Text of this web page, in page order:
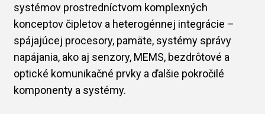
systémov prostredníctvom komplexných
konceptov čipletov a heterogénnej integrácie –
spájajúcej procesory, pamäte, systémy správy
napájania, ako aj senzory, MEMS, bezdrôtové a
optické komunikačné prvky a ďalšie pokročilé
komponenty a systémy.